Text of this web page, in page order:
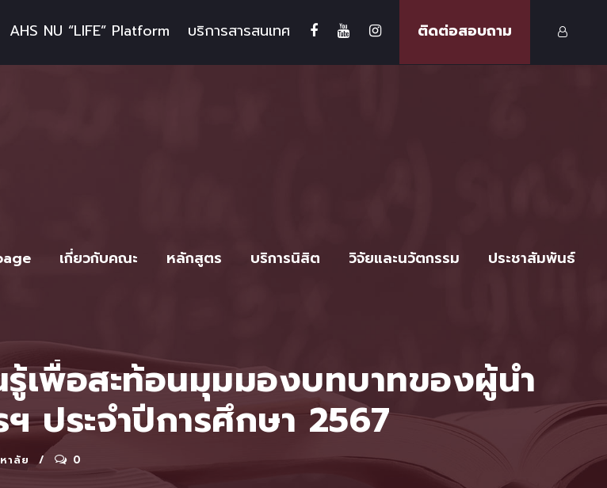
AHS NU “LIFE” Platform บริการสารสนเทศ ติดต่อสอบถาม
เกี่ยวกับคณะ หลักสูตร บริการนิสิต วิจัยและนวัตกรรม ประชาสัมพันธ์
เพื่อสะท้อนมุมมองบทบาทของผู้นำ
ประจำปีการศึกษา 2567
าลัย 0